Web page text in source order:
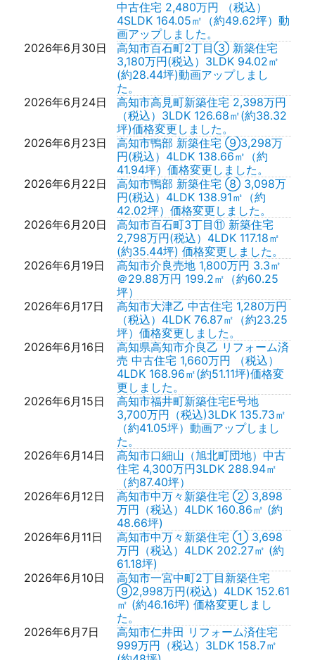
中古住宅 2,480万円 （税込）
4SLDK 164.05㎡（約49.62坪）動
画アップしました。
2026年6月30日
高知市百石町2丁目③ 新築住宅
3,180万円(税込）3LDK 94.02㎡
(約28.44坪)動画アップしまし
た。
2026年6月24日
高知市高見町新築住宅 2,398万円
（税込）3LDK 126.68㎡(約38.32
坪)価格変更しました。
2026年6月23日
高知市鴨部 新築住宅 ⑨3,298万
円(税込）4LDK 138.66㎡（約
41.94坪）価格変更しました。
2026年6月22日
高知市鴨部 新築住宅 ⑧ 3,098万
円(税込）4LDK 138.91㎡（約
42.02坪）価格変更しました。
2026年6月20日
高知市百石町3丁目⑪ 新築住宅
2,798万円(税込）4LDK 117.18㎡
(約35.44坪) 価格変更しました。
2026年6月19日
高知市介良売地 1,800万円 3.3㎡
＠29.88万円 199.2㎡（約60.25
坪）
2026年6月17日
高知市大津乙 中古住宅 1,280万円
（税込）4LDK 76.87㎡（約23.25
坪）価格変更しました。
2026年6月16日
高知県高知市介良乙 リフォーム済
売 中古住宅 1,660万円 （税込）
4LDK 168.96㎡(約51.11坪)価格変
更しました。
2026年6月15日
高知市福井町新築住宅E号地
3,700万円（税込)3LDK 135.73㎡
（約41.05坪）動画アップしまし
た。
2026年6月14日
高知市口細山（旭北町団地）中古
住宅 4,300万円3LDK 288.94㎡
（約87.40坪）
2026年6月12日
高知市中万々新築住宅 ② 3,898
万円（税込）4LDK 160.86㎡ (約
48.66坪)
2026年6月11日
高知市中万々新築住宅 ① 3,698
万円（税込）4LDK 202.27㎡ (約
61.18坪)
2026年6月10日
高知市一宮中町2丁目新築住宅
⑨2,998万円(税込）4LDK 152.61
㎡ (約46.16坪) 価格変更しまし
た。
2026年6月7日
高知市仁井田 リフォーム済住宅
999万円（税込）3LDK 158.7㎡